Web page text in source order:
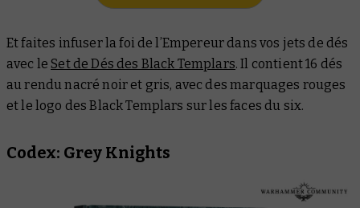
Et faites infuser la foi de l’Empereur dans vos jets de dés
avec leSet de Dés des Black Templars. Il contient 16 dés
au rendu nacré noir et gris, avec des marquages rouges
et le logo des Black Templars sur les faces du six.
Codex: Grey Knights